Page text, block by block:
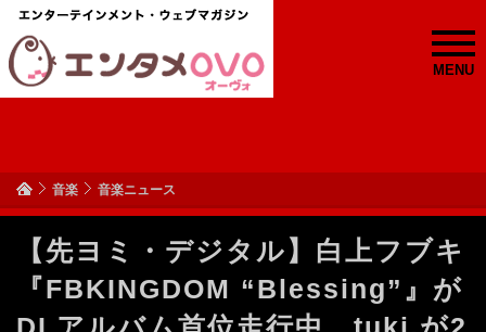
MENU
音楽 音楽ニュース
【先ヨミ・デジタル】白上フブキ
『FBKINGDOM “Blessing”』が